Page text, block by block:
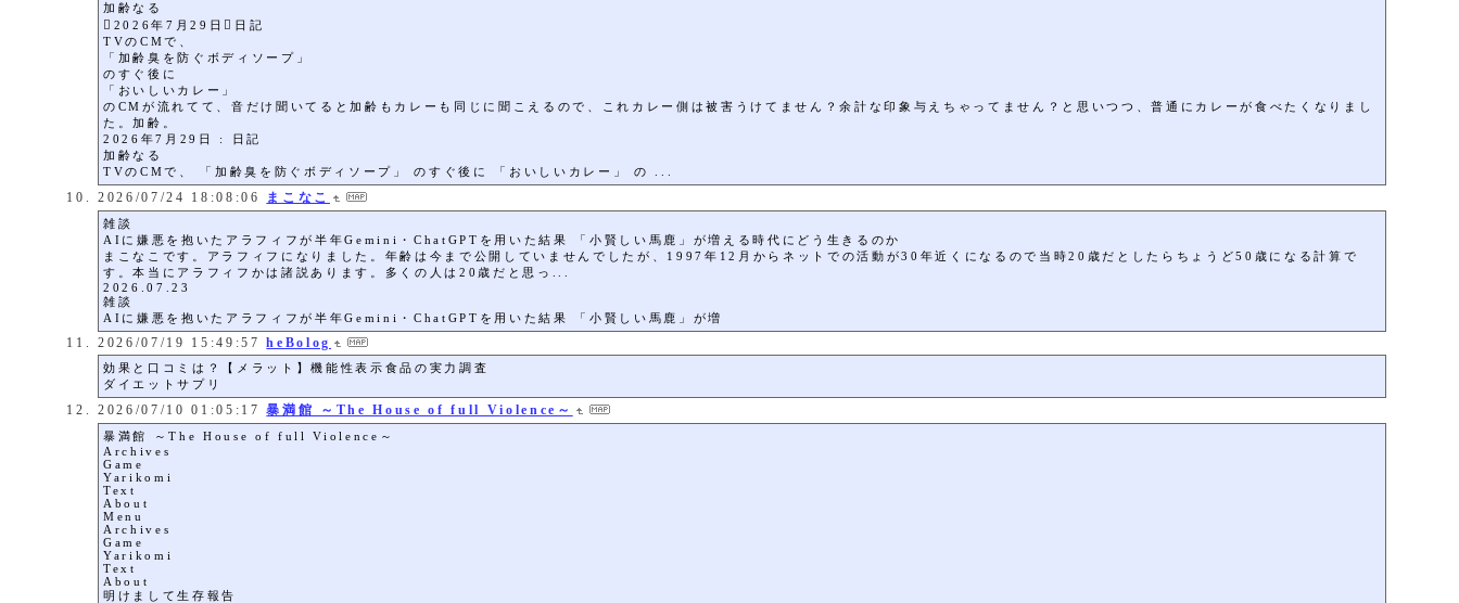
加齢なる
2026年7月29日日記
TVのCMで、
「加齢臭を防ぐボディソープ」
のすぐ後に
「おいしいカレー」
のCMが流れてて、音だけ聞いてると加齢もカレーも同じに聞こえるので、これカレー側は被害うけてません？余計な印象与えちゃってません？と思いつつ、普通にカレーが食べたくなりまし
た。加齢。
2026年7月29日 : 日記
加齢なる
TVのCMで、 「加齢臭を防ぐボディソープ」 のすぐ後に 「おいしいカレー」 の ...
2026/07/24 18:08:06 まこなこ
雑談
AIに嫌悪を抱いたアラフィフが半年Gemini・ChatGPTを用いた結果 「小賢しい馬鹿」が増える時代にどう生きるのか
まこなこです。アラフィフになりました。年齢は今まで公開していませんでしたが、1997年12月からネットでの活動が30年近くになるので当時20歳だとしたらちょうど50歳になる計算で
す。本当にアラフィフかは諸説あります。多くの人は20歳だと思っ...
2026.07.23
雑談
AIに嫌悪を抱いたアラフィフが半年Gemini・ChatGPTを用いた結果 「小賢しい馬鹿」が増
2026/07/19 15:49:57 heBolog
効果と口コミは？【メラット】機能性表示食品の実力調査
ダイエットサプリ
2026/07/10 01:05:17 暴満館 ～The House of full Violence～
暴満館 ～The House of full Violence～
Archives
Game
Yarikomi
Text
About
Menu
Archives
Game
Yarikomi
Text
About
明けまして生存報告